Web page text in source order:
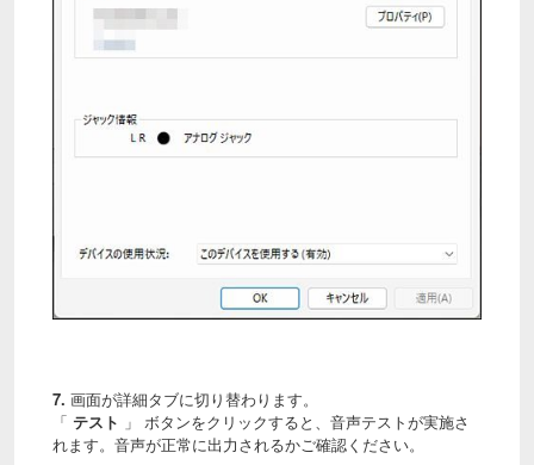
7. 画面が詳細タブに切り替わります。
「 テスト 」 ボタンをクリックすると、音声テストが実施さ
れます。音声が正常に出力されるかご確認ください。